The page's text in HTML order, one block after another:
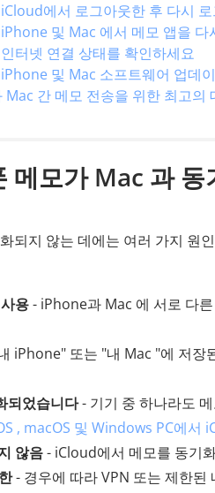
에서 로그아웃한 후 다시
및 Mac 에서 메모 앱을 다
터넷 연결 상태를 확인하세요
및 Mac 소프트웨어 업데
Mac 간 메모 전송을 위한 최고의
메모가 Mac 과
되지 않는 데에는 여러 가지 원
용- iPhone과 Mac 에 서로 다
iPhone" 또는 "내 Mac "에 저장
되었습니다- 기기 중 하나라도
, macOS 및 Windows PC에서
않음- iCloud에서 메모를 동기
- 경우에 따라 VPN 또는 제한된